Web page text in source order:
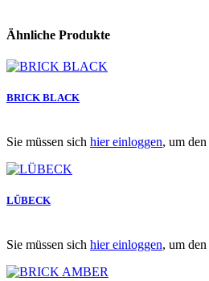
Ähnliche Produkte
BRICK BLACK
Sie müssen sich hier einloggen, um
LÜBECK
Sie müssen sich hier einloggen, um